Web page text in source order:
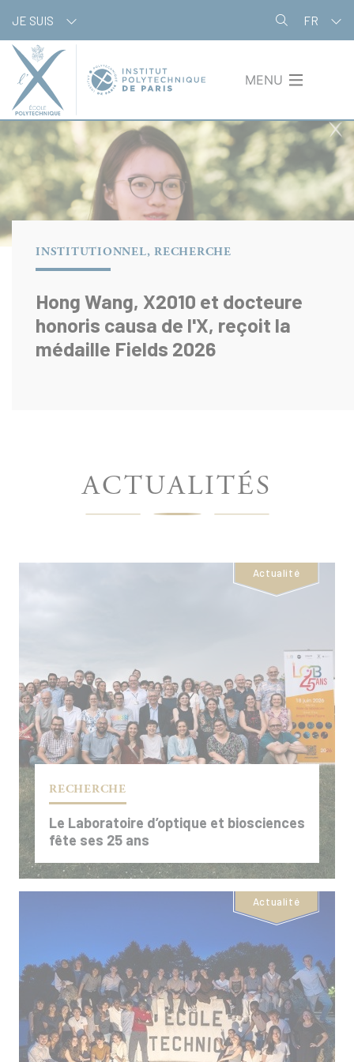
au
contenu
principal
JE SUIS FR
MENU
INSTITUTIONNEL, RECHERCHE
Hong Wang, X2010 et docteure
honoris causa de l'X, reçoit la
médaille Fields 2026
ÉCOLE
POLYTECHNIQUE
-
ACTUALITÉS
Actualité
RECHERCHE
Le Laboratoire d’optique et biosciences
fête ses 25 ans
Actualité